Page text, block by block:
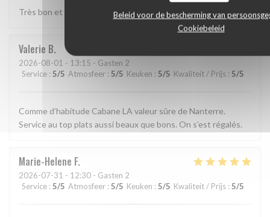
Beleid voor de bescherming van
Cookiebeleid
Très bon et très bien presenté
Valerie B
2026-08-01 - 13:15 - Gasten 2
Service : 5/5 Atmosfeer : 5/5 Keuken : 5/5 Kwaliteit / Prijs : 5/5
Comme d’habitude Cabane LA valeur sûre de Nanterre.
Service au top plats aussi beaux que bons. On s’est régalés.
Marie-Helene F
2026-07-31 - 12:30 - Gasten 2
Service : 5/5 Atmosfeer : 5/5 Keuken : 5/5 Kwaliteit / Prijs : 5/5